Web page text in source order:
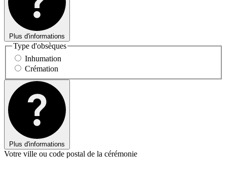
Plus d'informations
Type d'obsèques
Inhumation
Crémation
Plus d'informations
Votre ville ou code postal de la cérémonie